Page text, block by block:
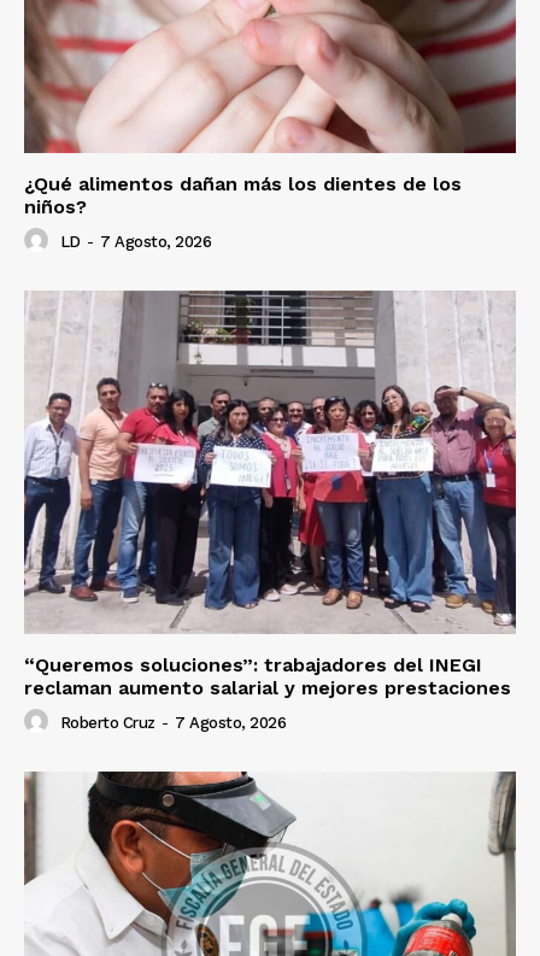
¿Qué alimentos dañan más los dientes de los
niños?
LD - 7 Agosto, 2026
“Queremos soluciones”: trabajadores del INEGI
reclaman aumento salarial y mejores prestaciones
Roberto Cruz - 7 Agosto, 2026